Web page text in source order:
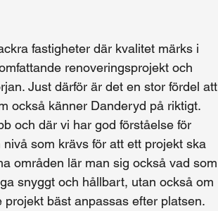
fastigheter där kvalitet märks i
renoveringsprojekt och
Just därför är det en stor fördel att
också känner Danderyd på riktigt.
och där vi har god förståelse för
som krävs för att ett projekt ska
områden lär man sig också vad som
snyggt och hållbart, utan också om
bäst anpassas efter platsen.